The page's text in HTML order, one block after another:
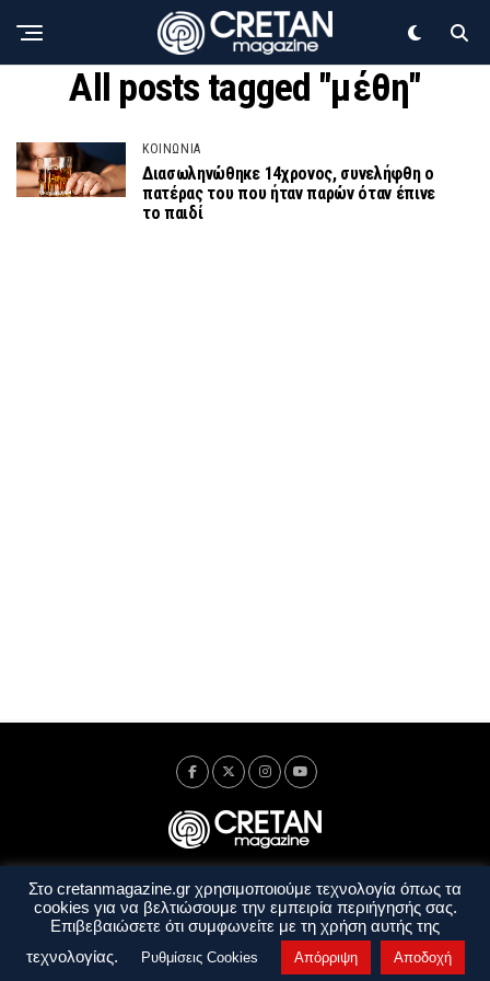
All posts tagged "μέθη"
ΚΟΙΝΩΝΙΑ
Διασωληνώθηκε 14χρονος, συνελήφθη ο
πατέρας του που ήταν παρών όταν έπινε
το παιδί
Ταυτότητα Πολιτική Απορρήτου
Όροι Χρήσης
Όροι και Προϋποθέσεις
Στο cretanmagazine.gr χρησιμοποιούμε τεχνολογία όπως τα
cookies για να βελτιώσουμε την εμπειρία περιήγησής σας.
Επιβεβαιώσετε ότι συμφωνείτε με τη χρήση αυτής της
τεχνολογίας.
Ρυθμίσεις Cookies Απόρριψη Αποδοχή